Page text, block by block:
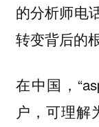
的分析师电
转变背后的
在中国，
户，可理解